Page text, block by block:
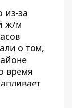
из-за
ж/м
о том,
время